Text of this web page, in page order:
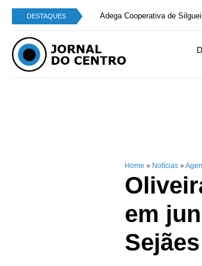
DESTAQUES Adega Cooperativa de
Home » Notícias »
em
Sejães